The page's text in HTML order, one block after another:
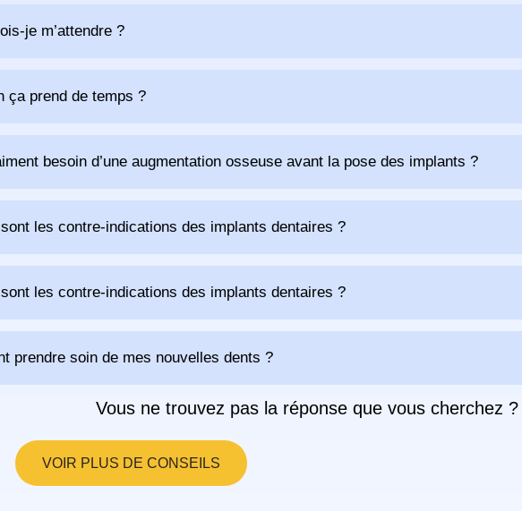
je m’attendre ?
ça prend de temps ?
besoin d’une augmentation osseuse avant la pose des implants ?
les contre-indications des implants dentaires ?
les contre-indications des implants dentaires ?
prendre soin de mes nouvelles dents ?
Vous ne trouvez pas la réponse que vous cherchez ?
VOIR PLUS DE CONSEILS